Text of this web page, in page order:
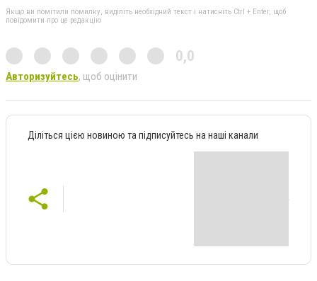
Якщо ви помітили помилку, виділіть необхідний текст і натисніть Ctrl + Enter, щоб
повідомити про це редакцію
0,0
Авторизуйтесь, щоб оцінити
Діліться цією новиною та підписуйтесь на наші канали